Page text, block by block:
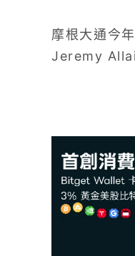
摩根大通今
Jeremy